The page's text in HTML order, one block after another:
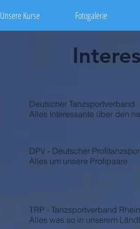
Unsere Kurse Fotogalerie
Deutscher Tanzsportverband
Alles Interessante über den
DPV - Deutscher
Alles um unsere Profipaare
TRP - Tanzsportverband
Alles was so in unserem